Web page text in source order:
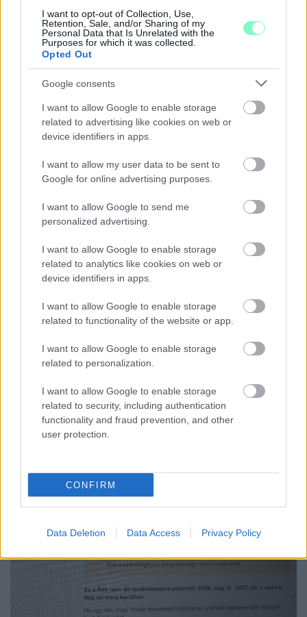
I want to opt-out of Collection, Use,
Retention, Sale, and/or Sharing of my
Personal Data that Is Unrelated with the
Purposes for which it was collected.
Opted Out
Google consents
I want to allow Google to enable storage
related to advertising like cookies on web or
device identifiers in apps.
I want to allow my user data to be sent to
Google for online advertising purposes.
I want to allow Google to send me
personalized advertising.
I want to allow Google to enable storage
related to analytics like cookies on web or
device identifiers in apps.
I want to allow Google to enable storage
related to functionality of the website or app.
I want to allow Google to enable storage
related to personalization.
I want to allow Google to enable storage
related to security, including authentication
functionality and fraud prevention, and other
user protection.
CONFIRM
Data Deletion Data Access Privacy Policy
NŐVERŐ SZOMBATHELYI FÉRFI ELLEN EMELT
VÁDAT AZ ÜGYÉSZSÉG
A férfi a nyílt utcán kezdte verni áldozatát.
A RÓMAIAKTÓL AZ AGYAGKATONÁKIG –
KÖZÖNSÉGTALÁLKOZÓ VÁRJA A LÁTOGATÓKAT A
GYŐRI RÓMER MÚZEUMBAN
Ingyenes programokkal és különleges kiállításokkal készülnek a
hét második felére, a hőségriadó idején ráadásul a Várkazamata
– Kőtár is díjmentesen látogatható.